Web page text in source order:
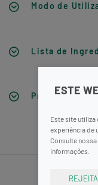
ESTE
Este site utiliza
experiência de
Consulte nossa
informações.
Modo de
Lista de
Precauções